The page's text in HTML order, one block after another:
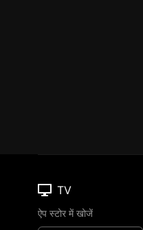
TV
ऐप स्टोर में खोजें